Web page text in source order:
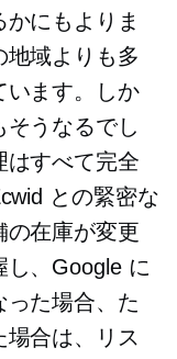
にもよりま
域よりも多
います。しか
そうなるでし
はすべて完全
との緊密な
の在庫が変更
し、Google に
った場合、た
場合は、リス